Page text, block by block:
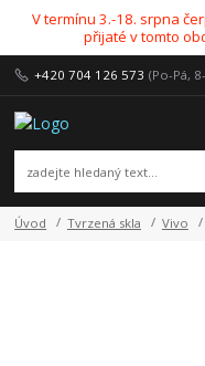
V termínu 3.-18. srpna
přijaté v tomto
+420 704 126 573 (Po-Pá,
Úvod Tvrzená skla Vivo